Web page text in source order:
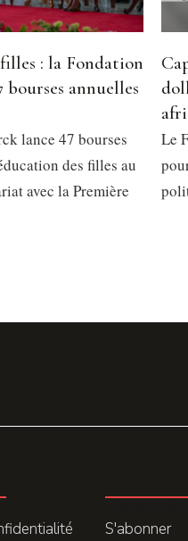
: la Fondation
annuelles
lance 47 bourses
des filles au
avec la Première
Le
S'abonner